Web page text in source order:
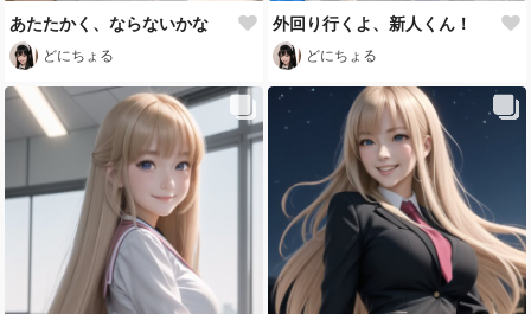
あたたかく、ならないかな
どにちょる
外回り行くよ、新人くん！
どにちょる